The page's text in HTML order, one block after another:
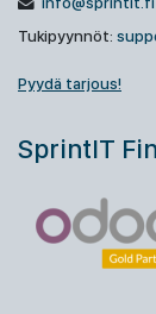
Tukipyynnöt:
Pyydä tarjous!
SprintIT